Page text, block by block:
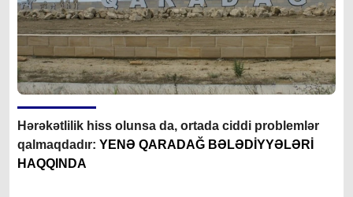
Hərəkətlilik hiss olunsa da, ortada ciddi problemlər
qalmaqdadır: YENƏ QARADAĞ BƏLƏDİYYƏLƏRİ
HAQQINDA